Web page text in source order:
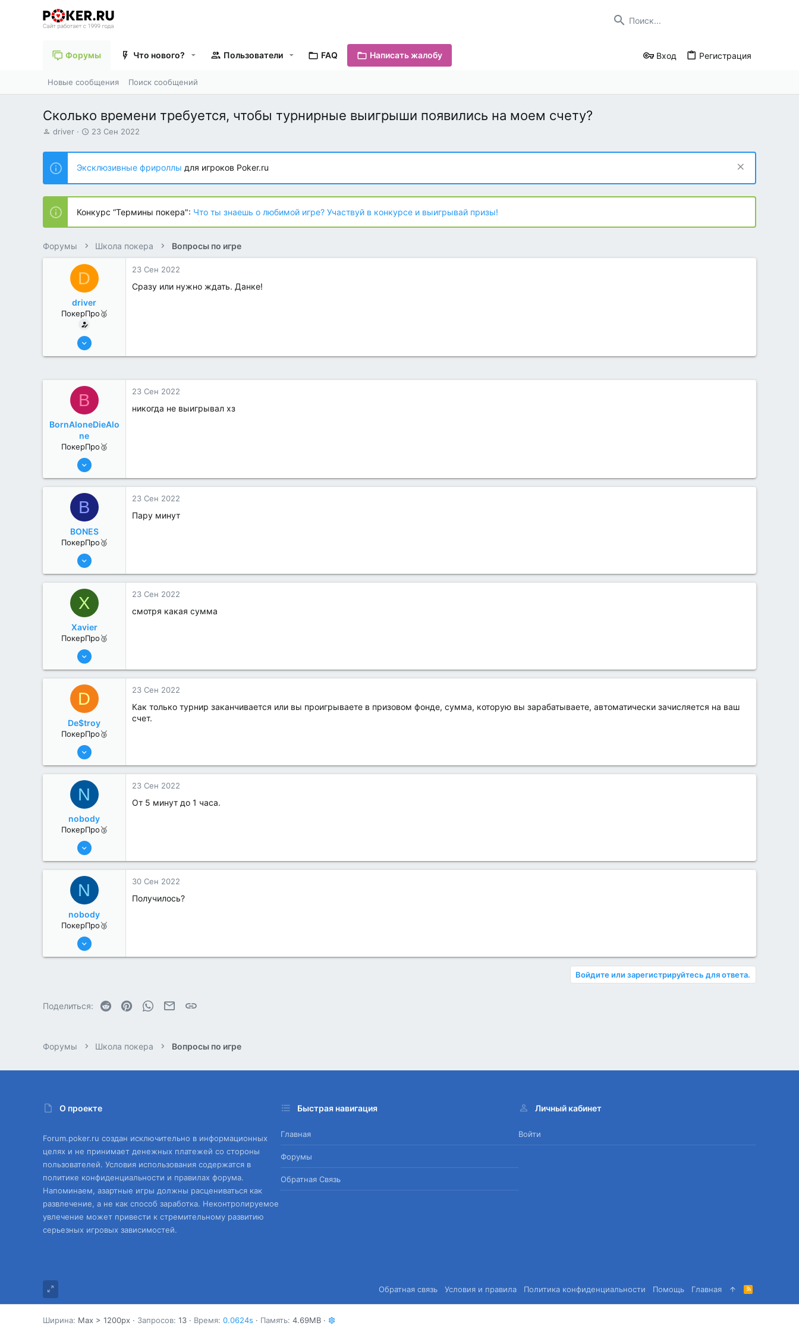
Форумы Что нового? Пользователи FAQ Написать жалобу Вход Регистрация
Новые сообщения Поиск сообщений
Сколько времени требуется, чтобы турнирные выигрыши появились на моем счету?
А
т
о
р
т
е
м
ы
driver
Д
т
н
а
ч
л
а
23 Сен 2022
Эксклюзивные фрироллы для игроков Poker.ru
Конкурс “Термины покера": Что ты знаешь о любимой игре? Участвуй в конкурсе и выигрывай призы!
Форумы Школа покера Вопросы по игре
D
driver
ПокерПро🥈
17 Авг 2022
23 Сен 2022
Сразу или нужно ждать. Данке!
B
BornAloneDieAlo
ne
ПокерПро🥉
17 Авг 2022
0
23 Сен 2022
никогда не выигрывал хз
B
BONES
ПокерПро🥉
17 Авг 2022
1
23 Сен 2022
Пару минут
X
Xavier
ПокерПро🥉
17 Авг 2022
2
23 Сен 2022
смотря какая сумма
D
De$troy
ПокерПро🥉
17 Авг 2022
0
23 Сен 2022
Как только турнир заканчивается или вы проигрываете в призовом фонде, сумма, которую вы зарабатываете, автоматически зачисляется на ваш
счет.
N
nobody
ПокерПро🥉
17 Авг 2022
1
23 Сен 2022
От 5 минут до 1 часа.
N
nobody
ПокерПро🥉
17 Авг 2022
30 Сен 2022
Получилось?
Войдите или зарегистрируйтесь для ответа.
Поделиться: Reddit PinterestWhatsAppЭлектронная почта
Форумы Школа покера Вопросы по игре
О проекте
Forum.poker.ru создан исключительно в информационных
целях и не принимает денежных платежей со стороны
пользователей. Условия использования содержатся в
политике конфиденциальности и правилах форума.
Напоминаем, азартные игры должны расцениваться как
развлечение, а не как способ заработка. Неконтролируемое
увлечение может привести к стремительному развитию
серьезных игровых зависимостей.
Быстрая навигация
Главная
Форумы
Обратная Связь
Личный кабинет
Войти
Обратная связь Условия и правила Политика конфиденциальности Помощь Главная
R
S
S
Ширина Запросов 13 Время 0.0624s Память 4.69MB